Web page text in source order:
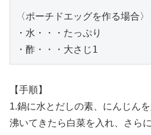
〈ポーチドエッグを作る場合〉
・水・・・たっぷり
・酢・・・大さじ1
【手順】
1.鍋に水とだしの素、にんじん
沸いてきたら白菜を入れ、さらに